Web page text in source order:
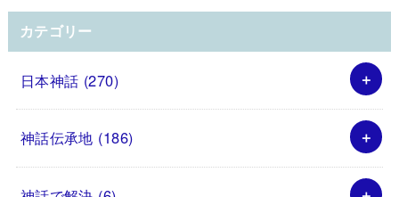
カテゴリー
日本神話 (270)
神話伝承地 (186)